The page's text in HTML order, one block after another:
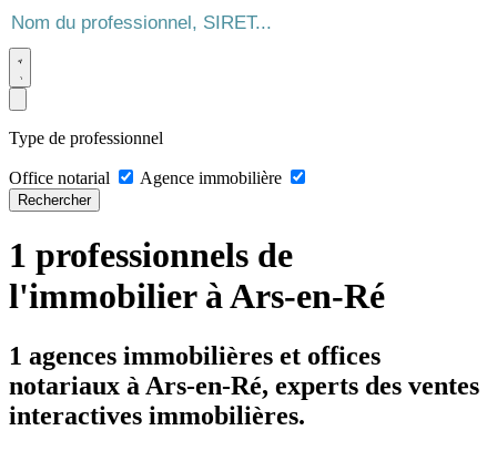
Type de professionnel
Office notarial Agence immobilière
Rechercher
1 professionnels de
l'immobilier à Ars-en-Ré
1 agences immobilières et offices
notariaux à Ars-en-Ré, experts des ventes
interactives immobilières.